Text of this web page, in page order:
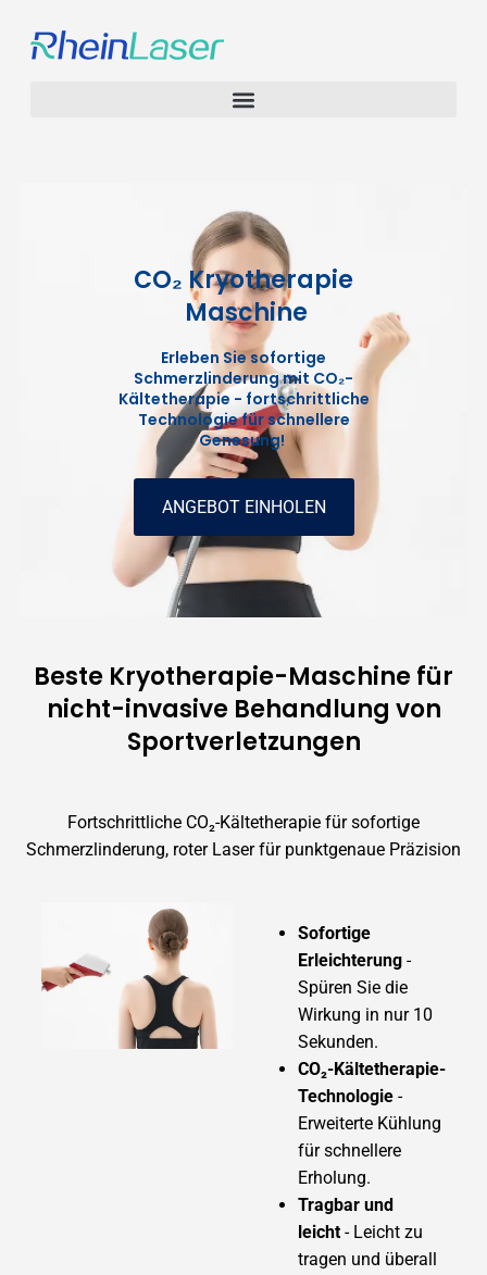
CO₂ Kryotherapie
Maschine
Erleben Sie sofortige
Schmerzlinderung mit CO₂-
Kältetherapie - fortschrittliche
Technologie für schnellere
Genesung!
ANGEBOT EINHOLEN
Beste Kryotherapie-Maschine für
nicht-invasive Behandlung von
Sportverletzungen
Fortschrittliche CO₂-Kältetherapie für sofortige
Schmerzlinderung, roter Laser für punktgenaue Präzision
Sofortige
Erleichterung -
Spüren Sie die
Wirkung in nur 10
Sekunden.
CO₂-Kältetherapie-
Technologie -
Erweiterte Kühlung
für schnellere
Erholung.
Tragbar und
leicht - Leicht zu
tragen und überall